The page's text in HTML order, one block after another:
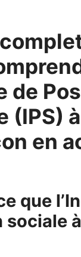
de
(IPS) à
en
que
sociale